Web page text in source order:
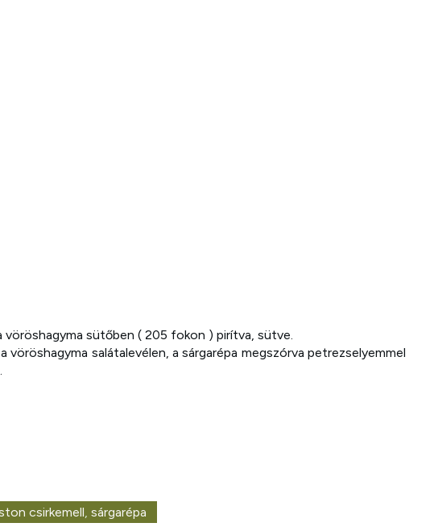
sütőben ( 205 fokon ) pirítva, sütve.
vöröshagyma salátalevélen, a sárgarépa megszórva petrezselyemmel
csirkemell, sárgarépa